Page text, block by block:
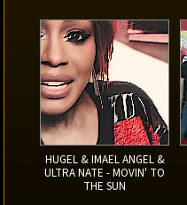
HUGEL & IMAEL ANGEL &
ULTRA NATE - MOVIN' TO
THE SUN